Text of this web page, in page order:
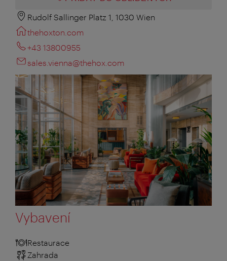
Rudolf Sallinger Platz 1, 1030 Wien
thehoxton.com
+43 13800955
sales.vienna@thehox.com
Vybavení
Restaurace
Zahrada